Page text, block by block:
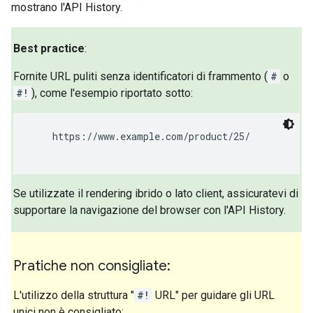
mostrano l'API History.
Best practice:
Fornite URL puliti senza identificatori di frammento ( # o
#! ), come l'esempio riportato sotto:
    https://www.example.com/product/25/
Se utilizzate il rendering ibrido o lato client, assicuratevi di
supportare la navigazione del browser con l'API History.
Pratiche non consigliate:
L'utilizzo della struttura " #! URL" per guidare gli URL